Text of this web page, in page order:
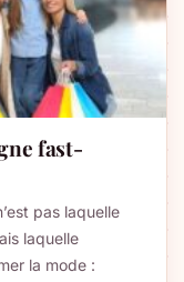
fast-
pas laquelle
laquelle
la mode :